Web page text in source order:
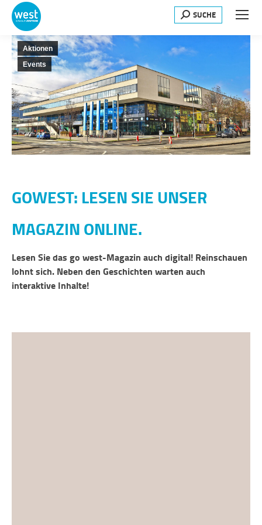
Search:
SUCHE
Aktionen
Events
GOWEST: LESEN SIE UNSER
MAGAZIN ONLINE.
Lesen Sie das go west-Magazin auch digital! Reinschauen
lohnt sich. Neben den Geschichten warten auch
interaktive Inhalte!